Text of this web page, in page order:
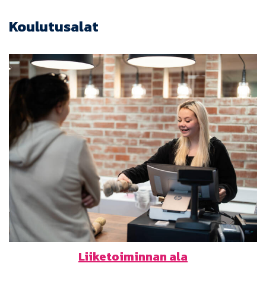
Koulutusalat
Liiketoiminnan ala